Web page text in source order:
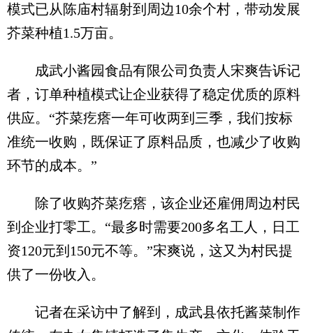
模式已从陈庙村辐射到周边10余个村，带动发展
芥菜种植1.5万亩。
成武小酱园食品有限公司负责人宋爽告诉记
者，订单种植模式让企业获得了稳定优质的原料
供应。“芥菜疙瘩一年可收两到三季，我们按标
准统一收购，既保证了原料品质，也减少了收购
环节的成本。”
除了收购芥菜疙瘩，该企业还雇佣周边村民
到企业打零工。“最多时需要200多名工人，日工
资120元到150元不等。”宋爽说，这又为村民提
供了一份收入。
记者在采访中了解到，成武县依托酱菜制作